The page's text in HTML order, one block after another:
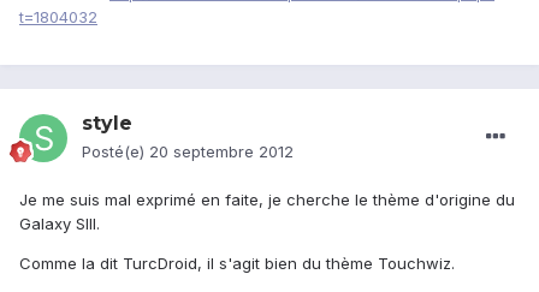
t=1804032
style
Posté(e) 20 septembre 2012
Je me suis mal exprimé en faite, je cherche le thème d'origine du
Galaxy SIII.
Comme la dit TurcDroid, il s'agit bien du thème Touchwiz.